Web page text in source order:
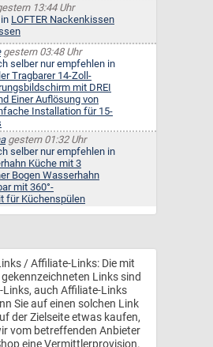
13:44 Uhr
LOFTER Nackenkissen
gestern 03:48 Uhr
selber nur empfehlen in
Tragbarer 14-Zoll-
mit DREI
Einer Auflösung von
Installation für 15-
gestern 01:32 Uhr
selber nur empfehlen in
Küche mit 3
Bogen Wasserhahn
mit 360°-
für Küchenspülen
/ Affiliate-Links: Die mit
Links sind
Links, auch Affiliate-Links
Sie auf einen solchen Link
der Zielseite etwas kaufen,
vom betreffenden Anbieter